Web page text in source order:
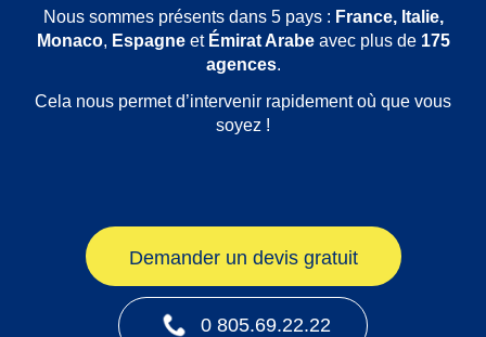
Nous sommes présents dans 5 pays : France, Italie,
Monaco, Espagneet Émirat Arabeavec plus de 175
agences.
Cela nous permet d’intervenir rapidement où que vous
soyez !
Demander un devis gratuit
0 805.69.22.22